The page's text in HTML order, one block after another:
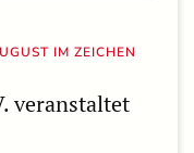
IM ZEICHEN
veranstaltet